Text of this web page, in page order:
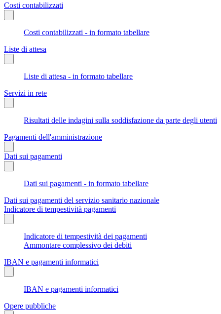
Costi contabilizzati
Costi contabilizzati - in formato tabellare
Liste di attesa
Liste di attesa - in formato tabellare
Servizi in rete
Risultati delle indagini sulla soddisfazione da parte degli utenti
Pagamenti dell'amministrazione
Dati sui pagamenti
Dati sui pagamenti - in formato tabellare
Dati sui pagamenti del servizio sanitario nazionale
Indicatore di tempestività pagamenti
Indicatore di tempestività dei pagamenti
Ammontare complessivo dei debiti
IBAN e pagamenti informatici
IBAN e pagamenti informatici
Opere pubbliche